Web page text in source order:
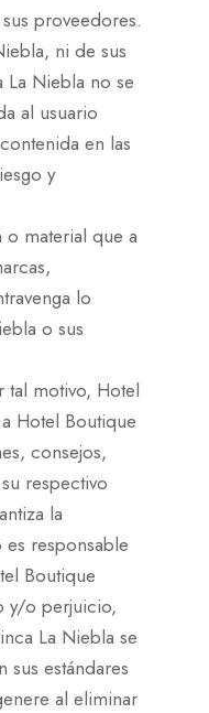
proveedores.
ni de sus
Niebla no se
al usuario
en las
y
material que a
lo
o sus
tal motivo, Hotel
Hotel Boutique
consejos,
respectivo
la
responsable
Boutique
y/o perjuicio,
La Niebla se
estándares
al eliminar